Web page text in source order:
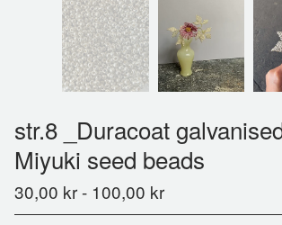
str.8 _Duracoat
Miyuki seed beads
30,00 kr- 100,00 kr